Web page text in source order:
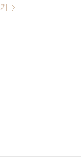
버튼이 아닌 터치